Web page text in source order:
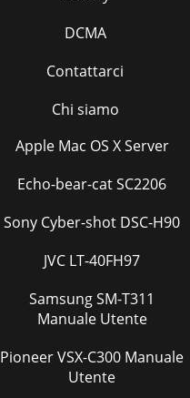
DCMA
Contattarci
Chi siamo
Apple Mac OS X Server
Echo-bear-cat SC2206
Sony Cyber-shot DSC-H90
JVC LT-40FH97
Samsung SM-T311
Manuale Utente
Pioneer VSX-C300 Manuale
Utente